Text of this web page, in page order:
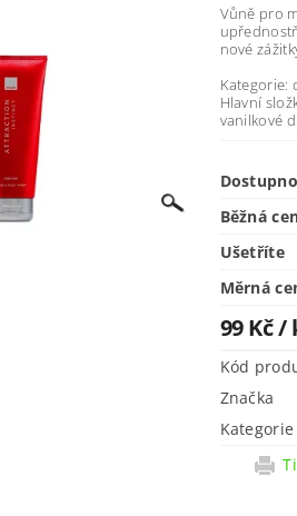
Vůně pro
nové
Kategorie:
Hlavní
vanilkové
Běžná
Ušetříte
Měrná
99 Kč/
Kód
Značka
Kategorie